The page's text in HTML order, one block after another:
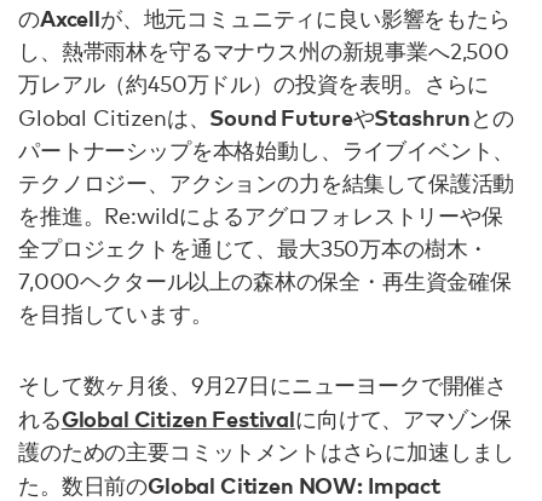
のAxcellが、地元コミュニティに良い影響をもたら
し、熱帯雨林を守るマナウス州の新規事業へ2,500
万レアル（約450万ドル）の投資を表明。さらに
Global Citizenは、 Sound FutureやStashrunとの
パートナーシップを本格始動し、ライブイベント、
テクノロジー、アクションの力を結集して保護活動
を推進。Re:wildによるアグロフォレストリーや保
全プロジェクトを通じて、最大350万本の樹木・
7,000ヘクタール以上の森林の保全・再生資金確保
を目指しています。
そして数ヶ月後、9月27日にニューヨークで開催さ
れるGlobal Citizen Festivalに向けて、アマゾン保
護のための主要コミットメントはさらに加速しまし
た。数日前のGlobal Citizen NOW: Impact